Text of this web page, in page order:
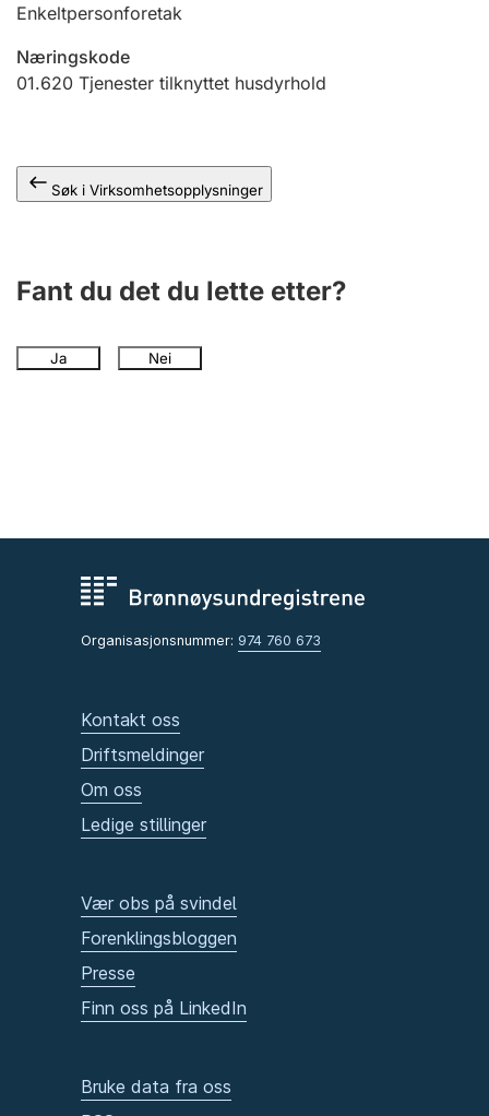
Offentlig sektor
Enkeltpersonforetak
Næringskode
01.620 Tjenester tilknyttet husdyrhold
Søk i Virksomhetsopplysninger
Fant du det du lette etter?
Ja Nei
Organisasjonsnummer: 974 760 673
Kontakt oss
Driftsmeldinger
Om oss
Ledige stillinger
Vær obs på svindel
Forenklingsbloggen
Presse
Finn oss på LinkedIn
Bruke data fra oss